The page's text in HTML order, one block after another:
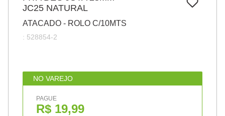
JC25 NATURAL
ATACADO - ROLO C/10MTS
: 528854-2
NO VAREJO
PAGUE
R$ 19,99
papel
cola
barbante